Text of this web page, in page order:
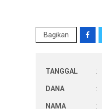
Bagikan
TANGGAL :
DANA :
NAMA :